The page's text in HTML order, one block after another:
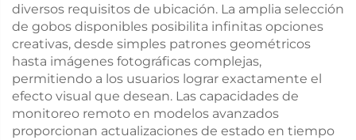
diversos requisitos de ubicación. La amplia selección
de gobos disponibles posibilita infinitas opciones
creativas, desde simples patrones geométricos
hasta imágenes fotográficas complejas,
permitiendo a los usuarios lograr exactamente el
efecto visual que desean. Las capacidades de
monitoreo remoto en modelos avanzados
proporcionan actualizaciones de estado en tiempo